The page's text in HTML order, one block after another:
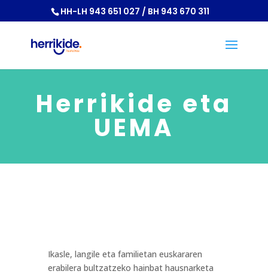
HH-LH 943 651 027 / BH 943 670 311
Herrikide eta
UEMA
Ikasle, langile eta familietan euskararen
erabilera bultzatzeko hainbat hausnarketa